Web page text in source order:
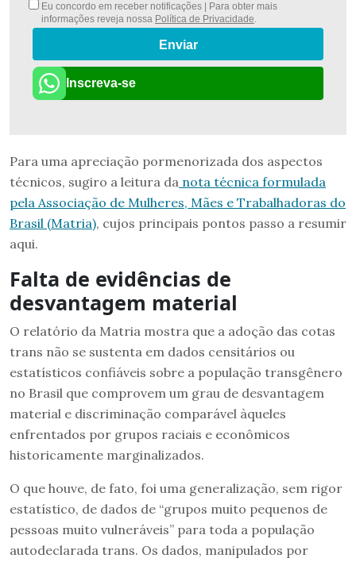
Eu concordo em receber notificações | Para obter mais
informações reveja nossa Política de Privacidade.
Enviar
Inscreva-se
Para uma apreciação pormenorizada dos aspectos
técnicos, sugiro a leitura da nota técnica formulada
pela Associação de Mulheres, Mães e Trabalhadoras do
Brasil (Matria), cujos principais pontos passo a resumir
aqui.
Falta de evidências de
desvantagem material
O relatório da Matria mostra que a adoção das cotas
trans não se sustenta em dados censitários ou
estatísticos confiáveis sobre a população transgênero
no Brasil que comprovem um grau de desvantagem
material e discriminação comparável àqueles
enfrentados por grupos raciais e econômicos
historicamente marginalizados.
O que houve, de fato, foi uma generalização, sem rigor
estatístico, de dados de “grupos muito pequenos de
pessoas muito vulneráveis” para toda a população
autodeclarada trans. Os dados, manipulados por